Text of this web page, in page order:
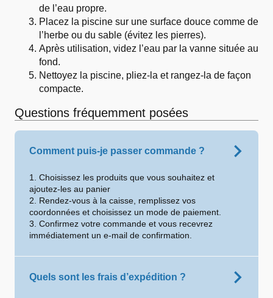
de l’eau propre.
Placez la piscine sur une surface douce comme de
l’herbe ou du sable (évitez les pierres).
Après utilisation, videz l’eau par la vanne située au
fond.
Nettoyez la piscine, pliez-la et rangez-la de façon
compacte.
Questions fréquemment posées
Comment puis-je passer commande ?
1. Choisissez les produits que vous souhaitez et
ajoutez-les au panier
2. Rendez-vous à la caisse, remplissez vos
coordonnées et choisissez un mode de paiement.
3. Confirmez votre commande et vous recevrez
immédiatement un e-mail de confirmation.
Quels sont les frais d’expédition ?